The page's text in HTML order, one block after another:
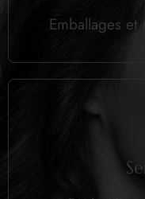
Emballages